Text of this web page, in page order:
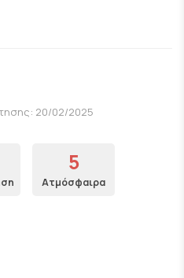
20/02/2025
5
Ατμόσφαιρα